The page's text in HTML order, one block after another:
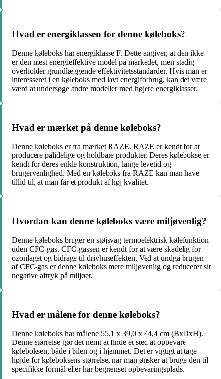
Hvad er energiklassen for denne køleboks?
Denne køleboks har energiklasse F. Dette angiver, at den ikke
er den mest energieffektive model på markedet, men stadig
overholder grundlæggende effektivitetsstandarder. Hvis man er
interesseret i en køleboks med lavt energiforbrug, kan det være
værd at undersøge andre modeller med højere energiklasser.
Hvad er mærket på denne køleboks?
Denne køleboks er fra mærket RAZE. RAZE er kendt for at
producere pålidelige og holdbare produkter. Deres kølebokse er
kendt for deres enkle konstruktion, lange levetid og
brugervenlighed. Med en køleboks fra RAZE kan man have
tillid til, at man får et produkt af høj kvalitet.
Hvordan kan denne køleboks være miljøvenlig?
Denne køleboks bruger en støjsvag termoelektrisk kølefunktion
uden CFC-gas. CFC-gassen er kendt for at være skadelig for
ozonlaget og bidrage til drivhuseffekten. Ved at undgå brugen
af CFC-gas er denne køleboks mere miljøvenlig og reducerer sit
negative aftryk på miljøet.
Hvad er målene for denne køleboks?
Denne køleboks har målene 55,1 x 39,0 x 44,4 cm (BxDxH).
Denne størrelse gør det nemt at finde et sted at opbevare
køleboksen, både i bilen og i hjemmet. Det er vigtigt at tage
højde for køleboksens størrelse, når man ønsker at bruge den til
specifikke formål eller har begrænset opbevaringsplads.